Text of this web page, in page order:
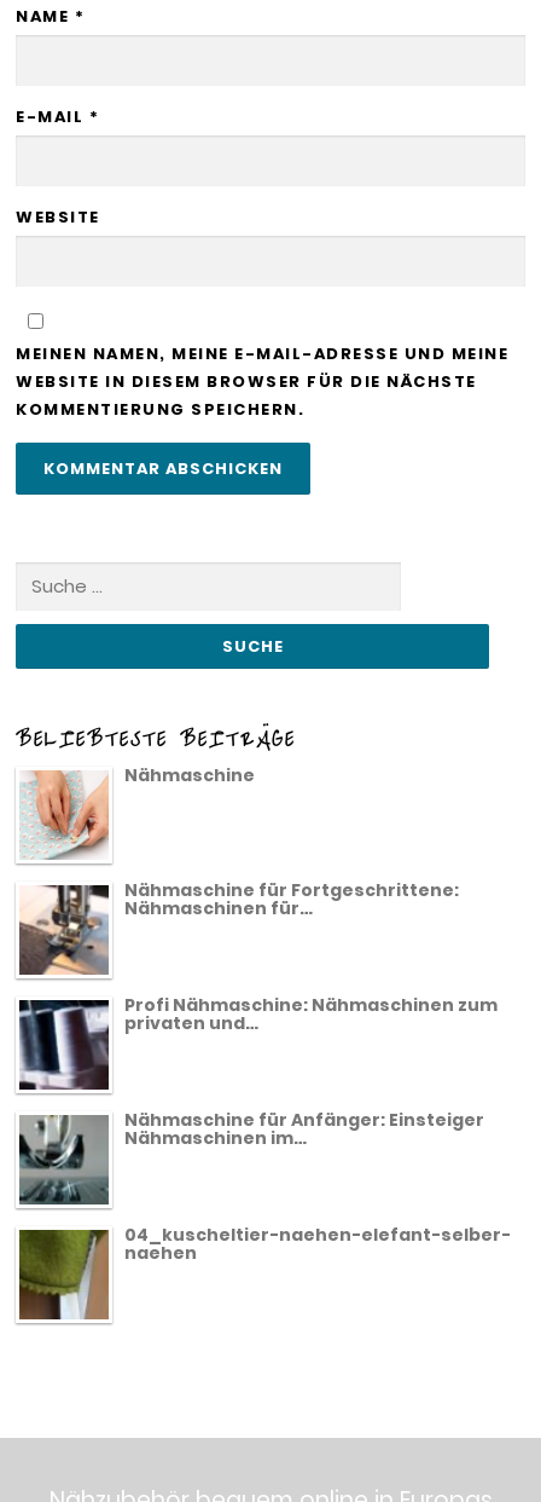
NAME *
E-MAIL *
WEBSITE
MEINEN NAMEN, MEINE E-MAIL-ADRESSE UND MEINE
WEBSITE IN DIESEM BROWSER FÜR DIE NÄCHSTE
KOMMENTIERUNG SPEICHERN.
Suche
BELIEBTESTE BEITRÄGE
Nähmaschine
Nähmaschine für Fortgeschrittene:
Nähmaschinen für…
Profi Nähmaschine: Nähmaschinen zum
privaten und…
Nähmaschine für Anfänger: Einsteiger
Nähmaschinen im…
04_kuscheltier-naehen-elefant-selber-
naehen